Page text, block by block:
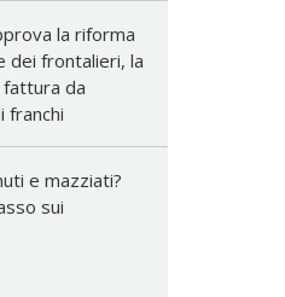
la riforma
dei frontalieri, la
fattura da
franchi
e mazziati?
sui